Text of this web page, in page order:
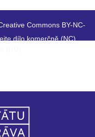
Commons BY-NC-
dílo komerčně (NC),